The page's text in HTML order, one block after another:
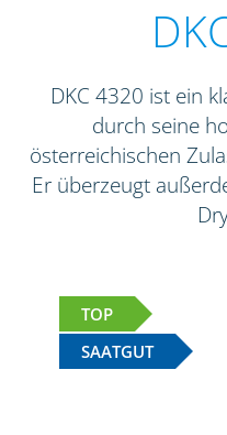
DKC 4320 ist ein
durch seine
österreichischen
Er überzeugt
TOP
SAATGUT